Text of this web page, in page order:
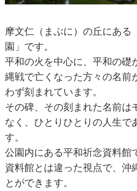
摩文仁（まぶに）の丘にある
園」です。
平和の火を中心に、平和の礎
縄戦で亡くなった方々の名前
わず刻まれています。
その碑、その刻まれた名前は
なく、ひとりひとりの人生で
す。
公園内にある平和祈念資料館
資料館とは違った視点で、沖
とができます。